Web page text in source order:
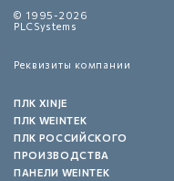
© 1995-2026
PLCSystems
Реквизиты компании
ПЛК XINJE
ПЛК WEINTEK
ПЛК РОССИЙСКОГО
ПРОИЗВОДСТВА
ПАНЕЛИ WEINTEK